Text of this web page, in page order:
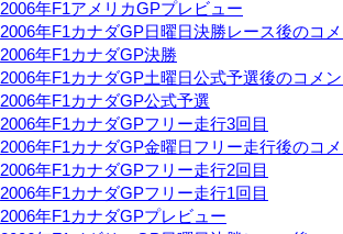
2006年F1アメリカGPプレビュー
2006年F1カナダGP日曜日決勝レース後のコ
2006年F1カナダGP決勝
2006年F1カナダGP土曜日公式予選後のコメ
2006年F1カナダGP公式予選
2006年F1カナダGPフリー走行3回目
2006年F1カナダGP金曜日フリー走行後のコ
2006年F1カナダGPフリー走行2回目
2006年F1カナダGPフリー走行1回目
2006年F1カナダGPプレビュー